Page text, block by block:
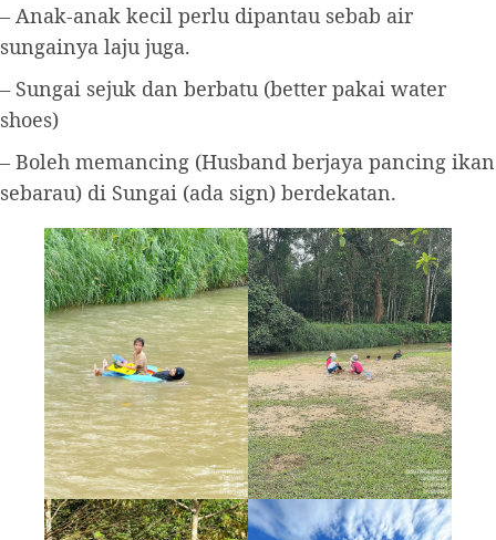
– Anak-anak kecil perlu dipantau sebab air
sungainya laju juga.
– Sungai sejuk dan berbatu (better pakai water
shoes)
– Boleh memancing (Husband berjaya pancing ikan
sebarau) di Sungai (ada sign) berdekatan.